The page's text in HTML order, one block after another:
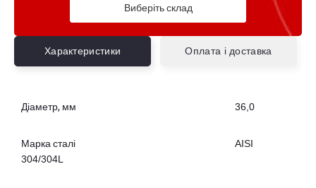
Виберіть склад
Характеристики Оплата і доставка
Діаметр, мм 36,0
Марка сталі
AISI
304/304L